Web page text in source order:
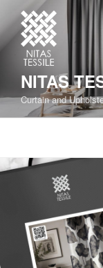
NITAS
Curtain and